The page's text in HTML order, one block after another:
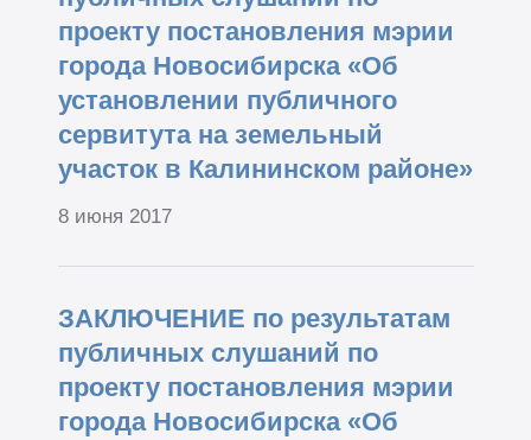
проекту постановления мэрии
города Новосибирска «Об
установлении публичного
сервитута на земельный
участок в Калининском районе»
8 июня 2017
ЗАКЛЮЧЕНИЕ по результатам
публичных слушаний по
проекту постановления мэрии
города Новосибирска «Об